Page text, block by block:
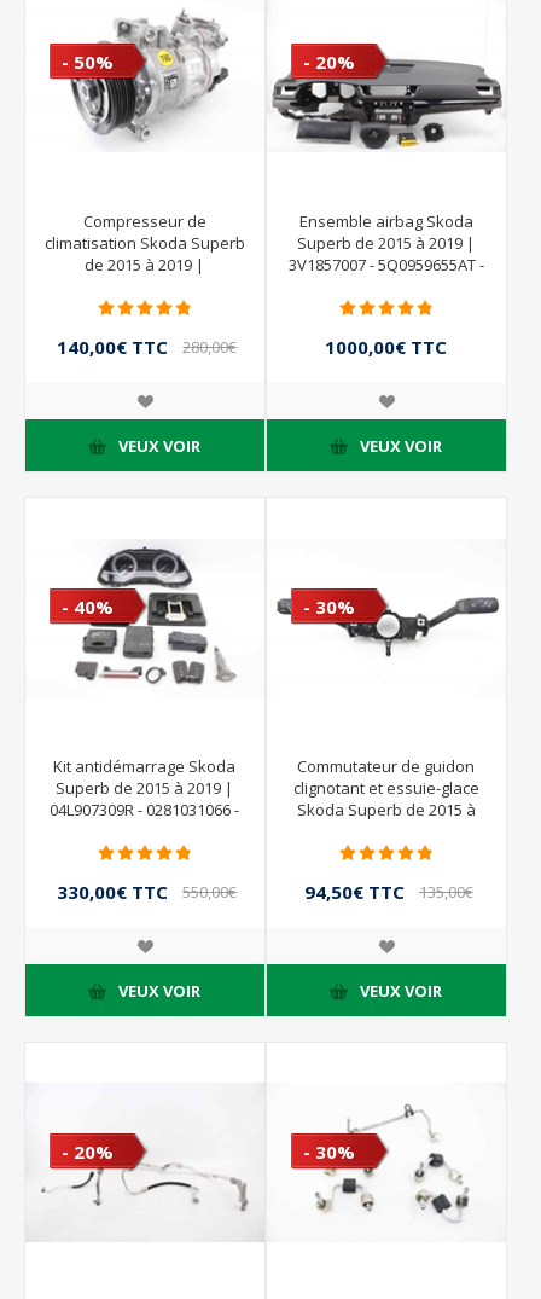
- 50%
Compresseur de
climatisation Skoda Superb
de 2015 à 2019 |
GE4471506914 - DENSO
140,00€ TTC
280,00€
VEUX VOIR
- 20%
Ensemble airbag Skoda
Superb de 2015 à 2019 |
3V1857007 - 5Q0959655AT -
- 3V0880201T - 3V1880841E -
1000,00€ TTC
VEUX VOIR
- 40%
Kit antidémarrage Skoda
Superb de 2015 à 2019 |
04L907309R - 0281031066 -
3Q0907530C - 3Q0959435E -
5K0962283 - 5K0953234A -
BOSCH
330,00€ TTC
550,00€
VEUX VOIR
- 30%
Commutateur de guidon
clignotant et essuie-glace
Skoda Superb de 2015 à
3Q0953521DD
94,50€ TTC
135,00€
VEUX VOIR
- 20% - 30%